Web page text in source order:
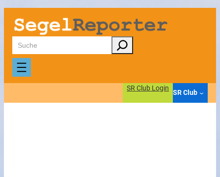
Zum
Inhalt
springen
Suchen
SR Club Login
SR Club